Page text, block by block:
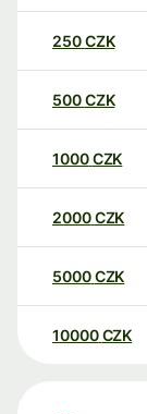
250CZK
500CZK
1000CZK
2000CZK
5000CZK
10000 CZK